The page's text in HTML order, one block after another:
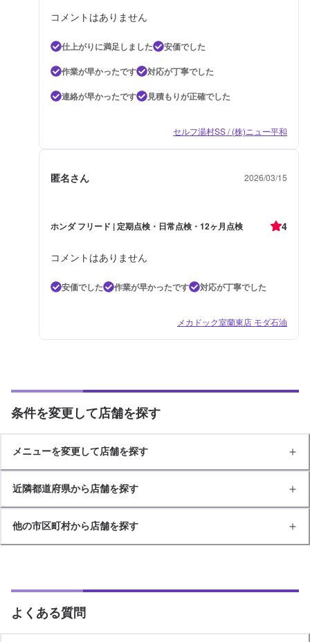
コメントはありません
仕上がりに満足しました
安価でした
作業が早かったです
対応が丁寧でした
連絡が早かったです
見積もりが正確でした
セルフ湯村SS / (株)ニュー平和
匿名さん 2026/03/15
ホンダ フリード | 定期点検・日常点検・12ヶ月点検 4
コメントはありません
安価でした 作業が早かったです 対応が丁寧でした
メカドック室蘭東店 モダ石油
条件を変更して店舗を探す
メニューを変更して店舗を探す
近隣都道府県から店舗を探す
他の市区町村から店舗を探す
よくある質問